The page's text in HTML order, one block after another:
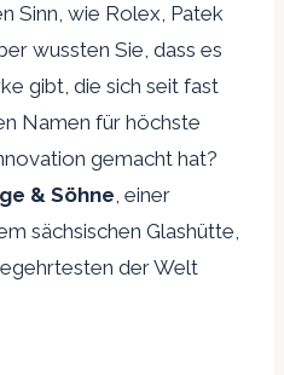
Sinn, wie Rolex, Patek
wussten Sie, dass es
gibt, die sich seit fast
Namen für höchste
gemacht hat?
& Söhne, einer
sächsischen Glashütte,
der Welt